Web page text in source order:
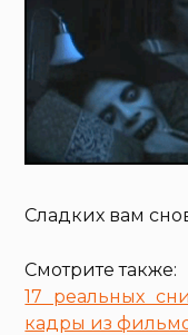
Сладких вам
Смотрите также:
17 реальных
кадры из